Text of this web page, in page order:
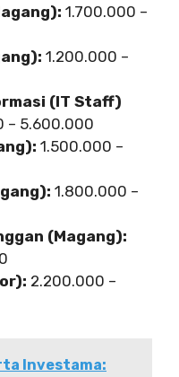
1.700.000 –
1.200.000 –
(IT Staff)
– 5.600.000
1.500.000 –
1.800.000 –
(Magang):
2.200.000 –
Investama: